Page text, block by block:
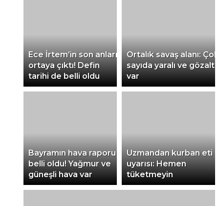
Ece İrtem’in son anları
ortaya çıktı! Defin
tarihi de belli oldu
Ortalık savaş alanı: Çok
sayıda yaralı ve gözaltı
var
Bayramın hava raporu
belli oldu! Yağmur ve
güneşli hava var
Uzmandan kurban eti
uyarısı: Hemen
tüketmeyin